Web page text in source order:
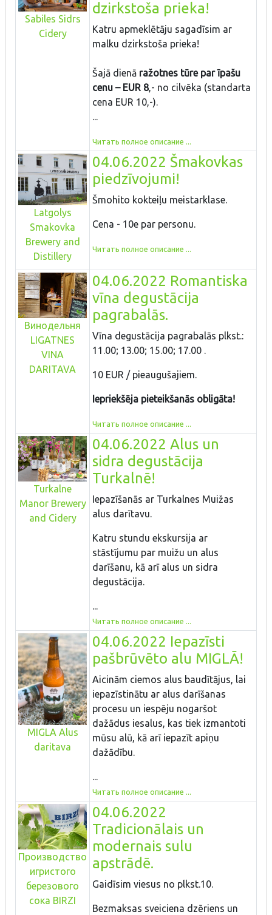
Sabiles Sidrs
Cidery
dzirkstoša prieka!
Katru apmeklētāju sagadīsim ar
malku dzirkstoša prieka!
Šajā dienā ražotnes tūre par īpašu
cenu – EUR 8,- no cilvēka (standarta
cena EUR 10,-).
...
Читать полное описание ...
Latgolys
Smakovka
Brewery and
Distillery
04.06.2022 Šmakovkas
piedzīvojumi!
Šmohito kokteiļu meistarklase.
Cena - 10e par personu.
Читать полное описание ...
Винодельня
LIGATNES
VINA
DARITAVA
04.06.2022 Romantiska
vīna degustācija
pagrabalās.
Vīna degustācija pagrabalās plkst.:
11.00; 13.00; 15.00; 17.00 .
10 EUR / pieaugušajiem.
Iepriekšēja pieteikšanās obligāta!
Читать полное описание ...
Turkalne
Manor Brewery
and Cidery
04.06.2022 Alus un
sidra degustācija
Turkalnē!
Iepazīšanās ar Turkalnes Muižas
alus darītavu.
Katru stundu ekskursija ar
stāstījumu par muižu un alus
darīšanu, kā arī alus un sidra
degustācija.
...
Читать полное описание ...
MIGLA Alus
daritava
04.06.2022 Iepazīsti
pašbrūvēto alu MIGLĀ!
Aicinām ciemos alus baudītājus, lai
iepazīstinātu ar alus darīšanas
procesu un iespēju nogaršot
dažādus iesalus, kas tiek izmantoti
mūsu alū, kā arī iepazīt apiņu
dažādību.
...
Читать полное описание ...
Производство
игристого
березового
сока BIRZI
04.06.2022
Tradicionālais un
modernais sulu
apstrādē.
Gaidīsim viesus no plkst.10.
Bezmaksas sveiciena dzēriens un